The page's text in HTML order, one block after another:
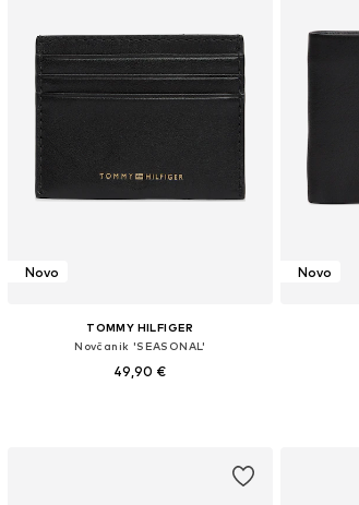
Novo
TOMMY HILFIGER
Novčanik 'SEASONAL'
49,90 €
Novo